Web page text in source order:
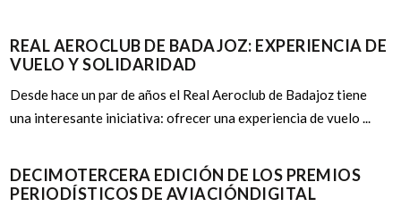
REAL AEROCLUB DE BADAJOZ: EXPERIENCIA DE
VUELO Y SOLIDARIDAD
Desde hace un par de años el Real Aeroclub de Badajoz tiene
una interesante iniciativa: ofrecer una experiencia de vuelo ...
DECIMOTERCERA EDICIÓN DE LOS PREMIOS
PERIODÍSTICOS DE AVIACIÓNDIGITAL